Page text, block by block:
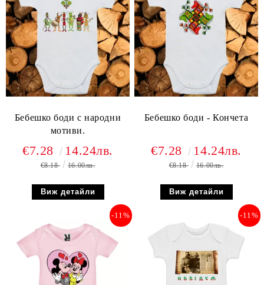
Бебешко боди с народни
мотиви.
€7.28 14.24лв.
€8.18 16.00лв.
Виж детайли
Бебешко боди - Кончета
€7.28 14.24лв.
€8.18 16.00лв.
Виж детайли
-11% -11%